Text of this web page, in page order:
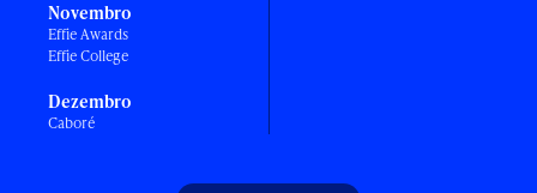
Novembro
Effie Awards
Effie College
Dezembro
Caboré